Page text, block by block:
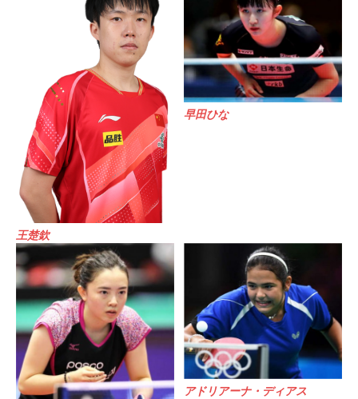
王楚欽
早田ひな
アドリアーナ・ディアス